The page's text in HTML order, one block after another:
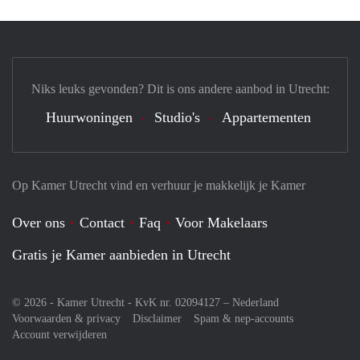
Op Kamer Utrecht vind en verhuur je makkelijk je Kamer
Over ons Contact Faq
Voor Makelaars
Gratis je Kamer aanbieden in Utrecht
© 2026 - Kamer Utrecht - KvK nr. 02094127 – Nederland
Voorwaarden & privacy
Disclaimer
Spam & nep-accounts
Account verwijderen
Niks leuks gevonden? Dit is ons andere aanbod in Utrecht:
Huurwoningen Studio's Appartementen